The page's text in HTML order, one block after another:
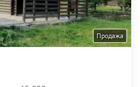
Продажа